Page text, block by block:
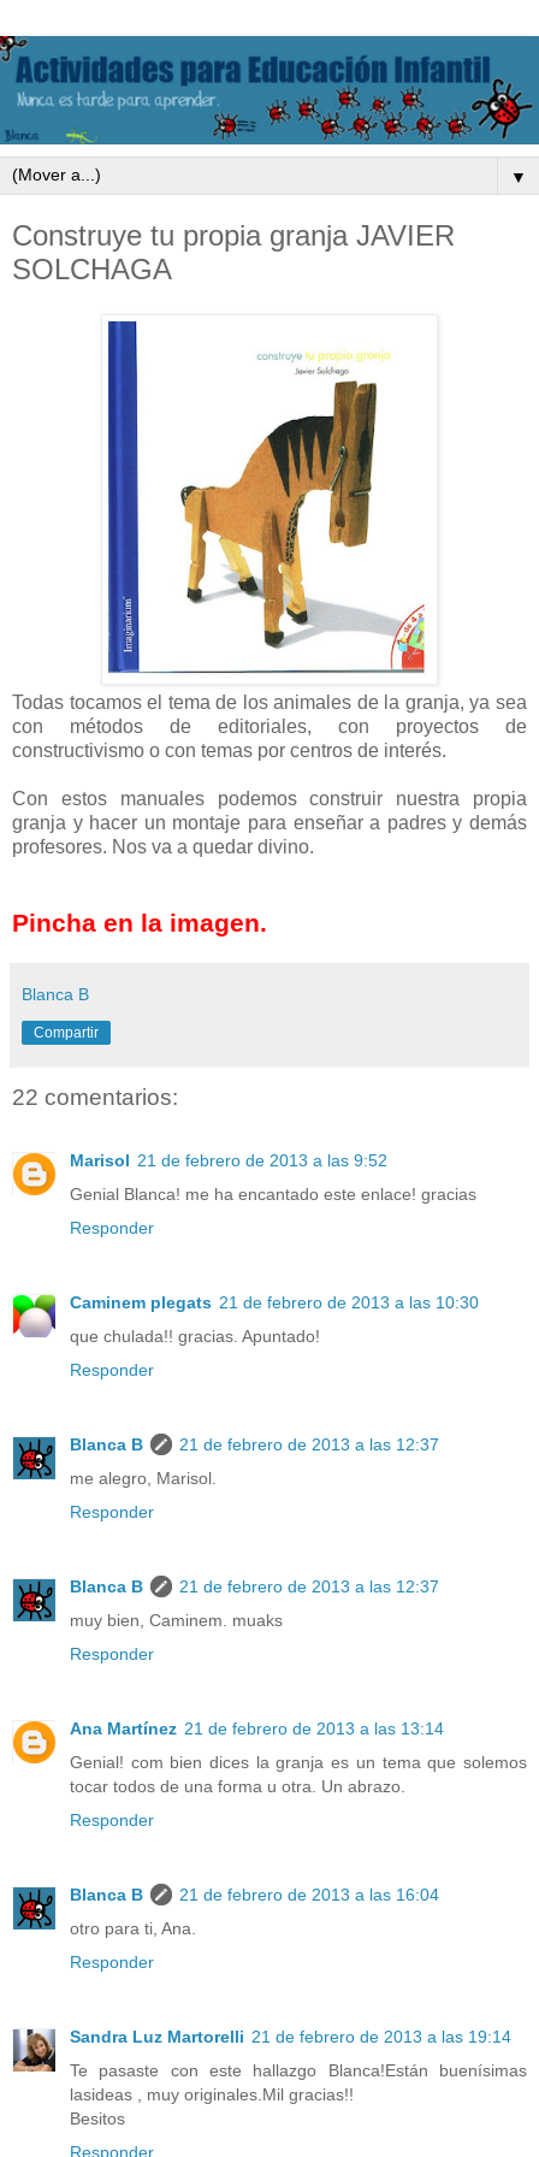
▼
Construye tu propia granja JAVIER
SOLCHAGA
Todas tocamos el tema de los animales de la granja, ya sea
con métodos de editoriales, con proyectos de
constructivismo o con temas por centros de interés.
Con estos manuales podemos construir nuestra propia
granja y hacer un montaje para enseñar a padres y demás
profesores. Nos va a quedar divino.
Pincha en la imagen.
Blanca B
Compartir
22 comentarios:
Marisol 21 de febrero de 2013 a las 9:52
Genial Blanca! me ha encantado este enlace! gracias
Responder
Caminem plegats 21 de febrero de 2013 a las 10:30
que chulada!! gracias. Apuntado!
Responder
Blanca B
21 de febrero de 2013 a las 12:37
me alegro, Marisol.
Responder
Blanca B
21 de febrero de 2013 a las 12:37
muy bien, Caminem. muaks
Responder
Ana Martínez 21 de febrero de 2013 a las 13:14
Genial! com bien dices la granja es un tema que solemos
tocar todos de una forma u otra. Un abrazo.
Responder
Blanca B
21 de febrero de 2013 a las 16:04
otro para ti, Ana.
Responder
Sandra Luz Martorelli 21 de febrero de 2013 a las 19:14
Te pasaste con este hallazgo Blanca!Están buenísimas
lasideas , muy originales.Mil gracias!!
Besitos
Responder